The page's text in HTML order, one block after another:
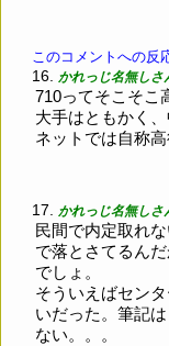
このコメントへの反
16. かれっじ名無しさ
710ってそこそこ
大手はともかく
ネットでは自称
17. かれっじ名無しさ
民間で内定取れ
で落とさてるん
でしょ。
そういえばセン
いだった。筆記
ない。。。